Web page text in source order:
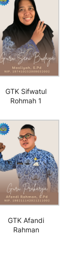
GTK Sifwatul
Rohmah 1
GTK Afandi
Rahman